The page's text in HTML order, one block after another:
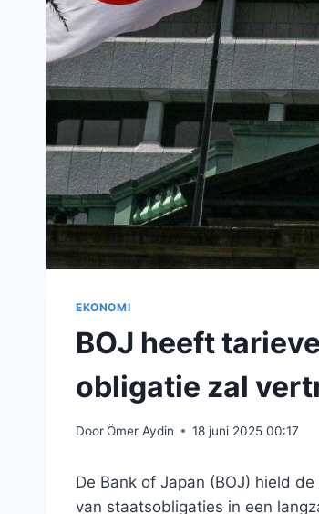
EKONOMI
BOJ heeft
obligatie zal
DoorÖmer Aydin 18 juni 2025 00:17
De Bank of Japan (BOJ) hield
van staatsobligaties in een